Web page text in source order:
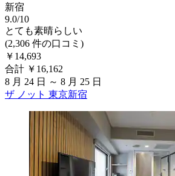
新宿
9.0/10
とても素晴らしい
(2,306 件の口コミ)
￥14,693
合計 ￥16,162
8 月 24 日 ～ 8 月 25 日
ザ ノット 東京新宿